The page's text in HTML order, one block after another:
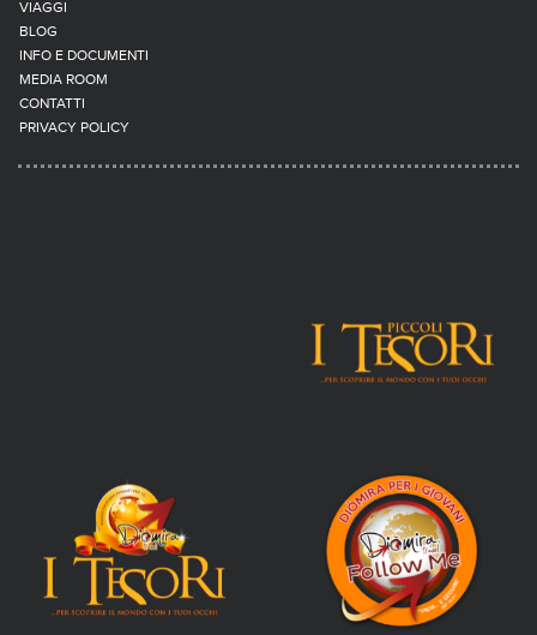
VIAGGI
BLOG
INFO E DOCUMENTI
MEDIA ROOM
CONTATTI
PRIVACY POLICY